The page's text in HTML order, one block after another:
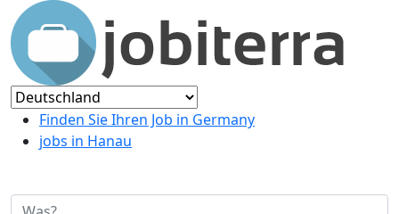
Finden Sie Ihren Job in Germany
jobs in Hanau